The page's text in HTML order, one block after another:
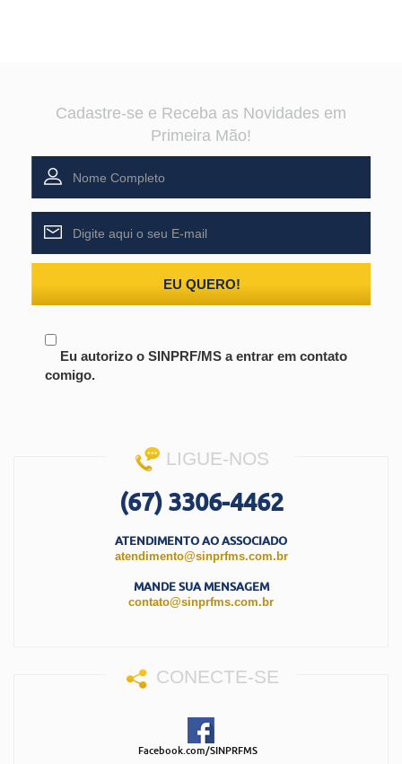
Cadastre-se e Receba as Novidades em
Primeira Mão!
EU QUERO!
Eu autorizo o SINPRF/MS a entrar em contato
comigo.
LIGUE-NOS
(67) 3306-4462
ATENDIMENTO AO ASSOCIADO
atendimento@sinprfms.com.br
MANDE SUA MENSAGEM
contato@sinprfms.com.br
CONECTE-SE
Facebook.com/SINPRFMS